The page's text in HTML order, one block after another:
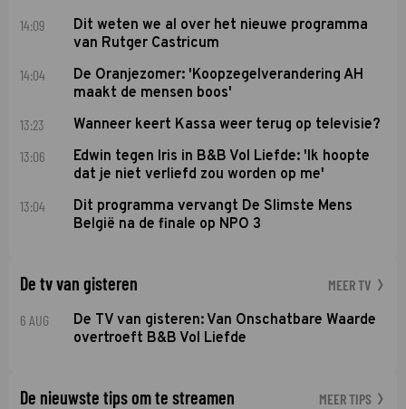
14:09
Dit weten we al over het nieuwe programma
van Rutger Castricum
14:04
De Oranjezomer: 'Koopzegelverandering AH
maakt de mensen boos'
13:23 Wanneer keert Kassa weer terug op televisie?
13:06
Edwin tegen Iris in B&B Vol Liefde: 'Ik hoopte
dat je niet verliefd zou worden op me'
13:04
Dit programma vervangt De Slimste Mens
België na de finale op NPO 3
De tv van gisteren MEER TV
6 AUG
De TV van gisteren: Van Onschatbare Waarde
overtroeft B&B Vol Liefde
De nieuwste tips om te streamen MEER TIPS